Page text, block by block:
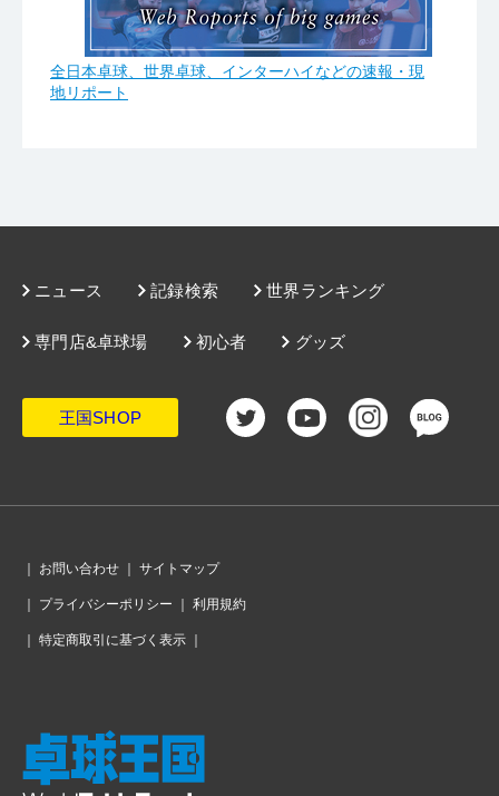
全日本卓球、世界卓球、インターハイなどの速報・現
地リポート
ニュース 記録検索 世界ランキング
グッズ
専門店&卓球場 初心者
王国SHOP
｜ お問い合わせ ｜ サイトマップ
｜ プライバシーポリシー ｜ 利用規約
｜ 特定商取引に基づく表示 ｜